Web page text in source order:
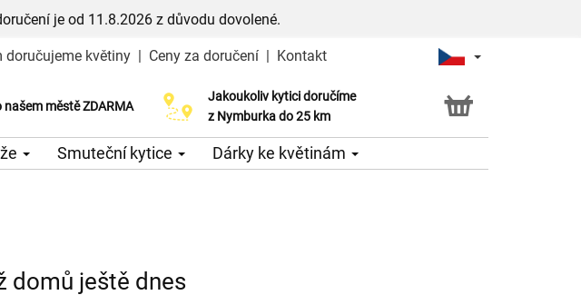
je od 11.8.2026 z důvodu dovolené.
doručujeme květiny | Ceny za doručení | Kontakt
našem městě ZDARMA
času a dne doručení
Jakoukoliv kytici doručíme
z Nymburka do 25 km
Možnost vyzvednout v naší květince
Smuteční kytice Dárky ke květinám
domů ještě dnes